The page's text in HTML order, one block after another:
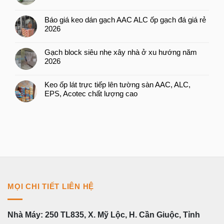
Báo giá keo dán gạch AAC ALC ốp gạch đá giá rẻ
2026
Gạch block siêu nhẹ xây nhà ở xu hướng năm
2026
Keo ốp lát trực tiếp lên tường sàn AAC, ALC,
EPS, Acotec chất lượng cao
MỌI CHI TIẾT LIÊN HỆ
Nhà Máy: 250 TL835, X. Mỹ Lộc, H. Cần Giuộc, Tỉnh